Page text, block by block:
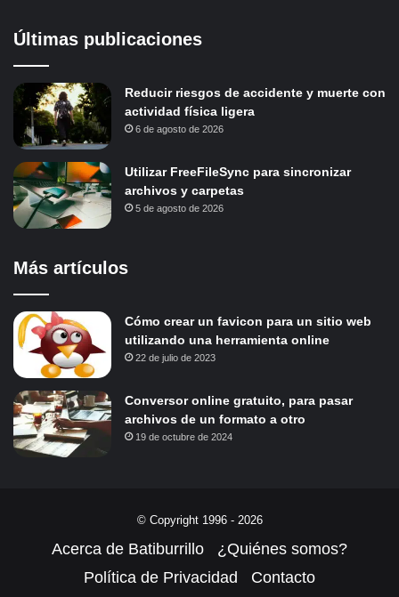
Últimas publicaciones
Reducir riesgos de accidente y muerte con
actividad física ligera
6 de agosto de 2026
Utilizar FreeFileSync para sincronizar
archivos y carpetas
5 de agosto de 2026
Más artículos
Cómo crear un favicon para un sitio web
utilizando una herramienta online
22 de julio de 2023
Conversor online gratuito, para pasar
archivos de un formato a otro
19 de octubre de 2024
© Copyright 1996 - 2026
Acerca de Batiburrillo
¿Quiénes somos?
Política de Privacidad
Contacto